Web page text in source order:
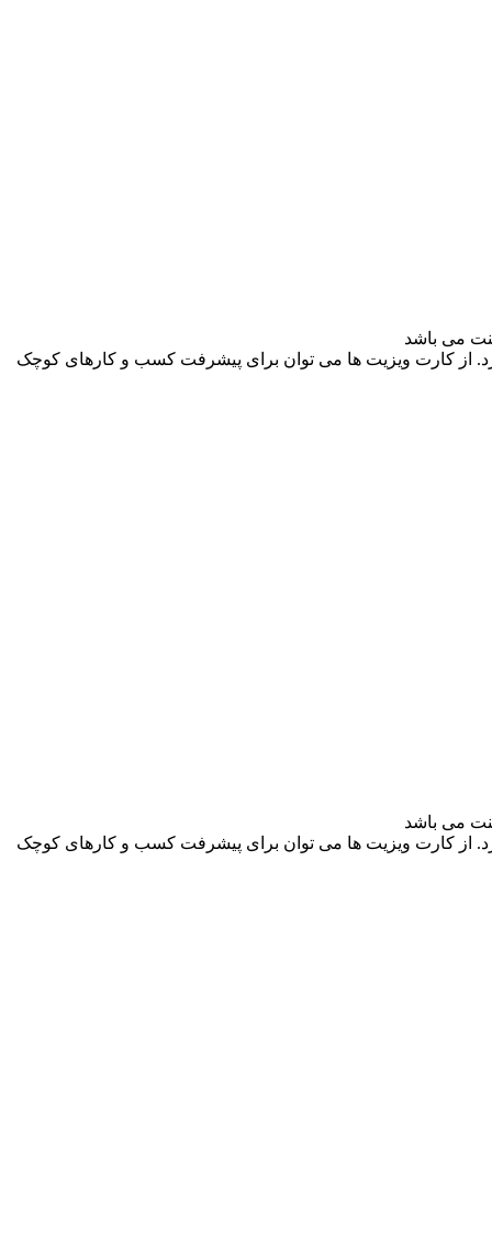
از کارت ویزیت ها می توان برای پیشرفت کسب و کارهای کوچک
از کارت ویزیت ها می توان برای پیشرفت کسب و کارهای کوچک